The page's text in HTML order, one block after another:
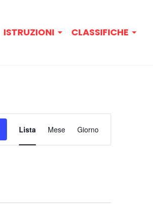
ISTRUZIONI CLASSIFICHE
Viste
Lista Mese Giorno